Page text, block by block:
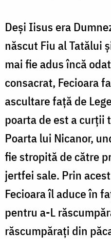
Deși Iisus era
născut Fiu al Tatălui
mai fie adus încă
consacrat, Fecioara
ascultare față de
poarta de est a
Poarta lui Nicanor,
fie stropită de către
jertfei sale. Prin
Fecioara îl aduce în
pentru a-L
răscumpărați din